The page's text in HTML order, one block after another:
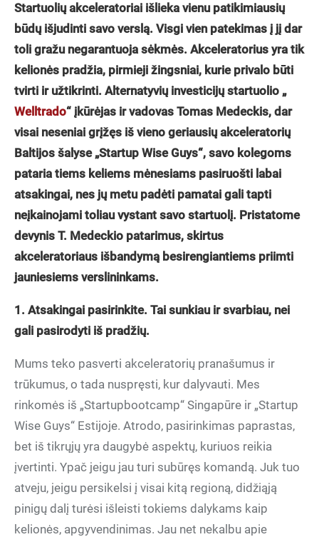
Startuolių akceleratoriai išlieka vienu patikimiausių
būdų išjudinti savo verslą. Visgi vien patekimas į jį dar
toli gražu negarantuoja sėkmės. Akceleratorius yra tik
kelionės pradžia, pirmieji žingsniai, kurie privalo būti
tvirti ir užtikrinti. Alternatyvių investicijų startuolio „
Welltrado“ įkūrėjas ir vadovas Tomas Medeckis, dar
visai neseniai grįžęs iš vieno geriausių akceleratorių
Baltijos šalyse „Startup Wise Guys“, savo kolegoms
pataria tiems keliems mėnesiams pasiruošti labai
atsakingai, nes jų metu padėti pamatai gali tapti
neįkainojami toliau vystant savo startuolį. Pristatome
devynis T. Medeckio patarimus, skirtus
akceleratoriaus išbandymą besirengiantiems priimti
jauniesiems verslininkams.
1. Atsakingai pasirinkite. Tai sunkiau ir svarbiau, nei
gali pasirodyti iš pradžių.
Mums teko pasverti akceleratorių pranašumus ir
trūkumus, o tada nuspręsti, kur dalyvauti. Mes
rinkomės iš „Startupbootcamp“ Singapūre ir „Startup
Wise Guys“ Estijoje. Atrodo, pasirinkimas paprastas,
bet iš tikrųjų yra daugybė aspektų, kuriuos reikia
įvertinti. Ypač jeigu jau turi subūręs komandą. Juk tuo
atveju, jeigu persikelsi į visai kitą regioną, didžiąją
pinigų dalį turėsi išleisti tokiems dalykams kaip
kelionės, apgyvendinimas. Jau net nekalbu apie